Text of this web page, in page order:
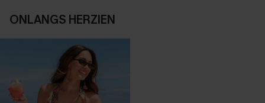
ONLANGS HERZIEN